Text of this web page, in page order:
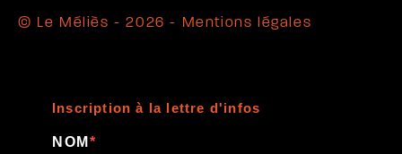
© Le Méliès - 2026 - Mentions légales
Inscription à la lettre d'infos
NOM